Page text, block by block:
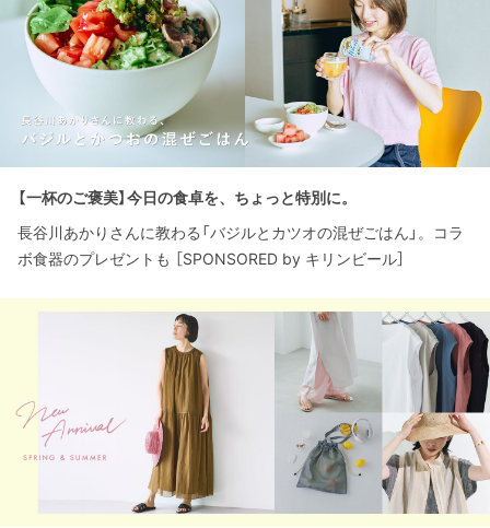
【一杯のご褒美】今日の食卓を、ちょっと特別に。
長谷川あかりさんに教わる「バジルとカツオの混ぜごはん」。コラ
ボ食器のプレゼントも ［SPONSORED by キリンビール］